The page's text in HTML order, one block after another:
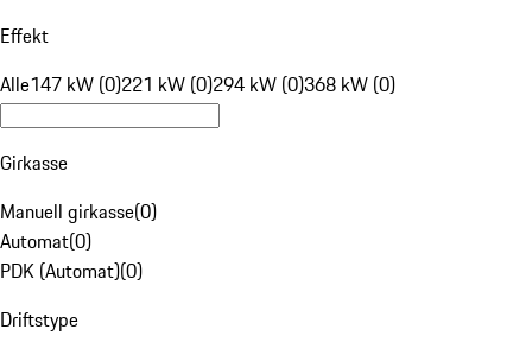
Effekt
Alle147 kW (0)221 kW (0)294 kW (0)368 kW (0)
Girkasse
Manuell girkasse(0)
Automat(0)
PDK (Automat)(0)
Driftstype